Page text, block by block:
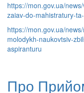
https://mon.gov.ua/
zaiav-do-mahistratury-
https://mon.gov.ua/
molodykh-naukovtsiv-
aspiranturu
Про